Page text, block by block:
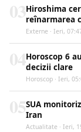
Hiroshima
reînarmarea
Externe · Ieri,
Horoscop 6
decizii clare
Horoscop · Ieri,
SUA
Iran
Actualitate · Ieri,